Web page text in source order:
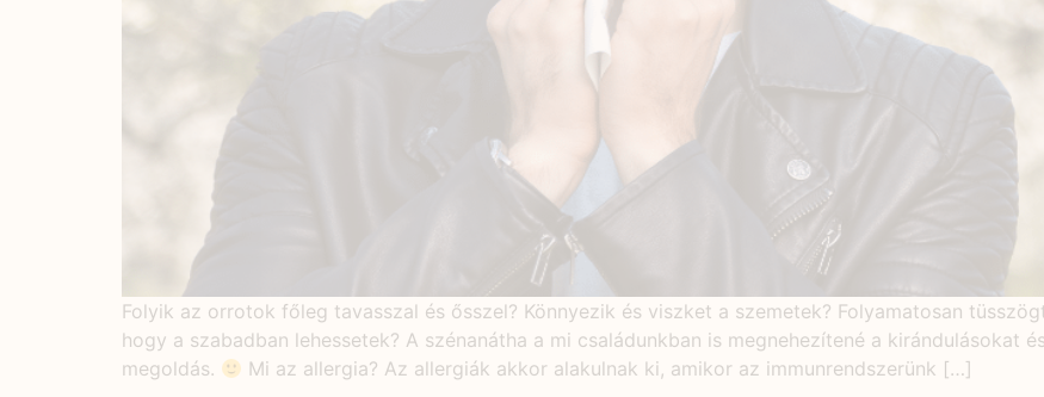
Folyik az orrotok főleg tavasszal és ősszel? Könnyezik és viszket a szemetek? Folyamatosan
hogy a szabadban lehessetek? A szénanátha a mi családunkban is megnehezítené a kirándulásokat
megoldás.
Mi az allergia? Az allergiák akkor alakulnak ki, amikor az immunrendszerünk […]